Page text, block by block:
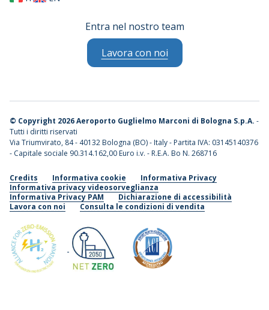
Entra nel nostro team
Lavora con noi
© Copyright 2026 Aeroporto Guglielmo Marconi di Bologna S.p.A. -
Tutti i diritti riservati
Via Triumvirato, 84 - 40132 Bologna (BO) - Italy - Partita IVA: 03145140376
- Capitale sociale 90.314.162,00 Euro i.v. - R.E.A. Bo N. 268716
Credits Informativa cookie
Informativa Privacy
Informativa privacy videosorveglianza
Informativa Privacy PAM
Dichiarazione di accessibilità
Lavora con noi
Consulta le condizioni di vendita